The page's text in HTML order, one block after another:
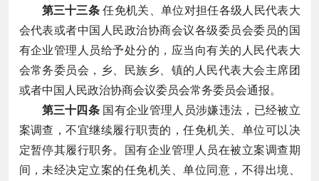
第三十三条 任免机关、单位对担任各级人民代表大
会代表或者中国人民政治协商会议各级委员会委员的国
有企业管理人员给予处分的，应当向有关的人民代表大
会常务委员会，乡、民族乡、镇的人民代表大会主席团
或者中国人民政治协商会议委员会常务委员会通报。
第三十四条 国有企业管理人员涉嫌违法，已经被立
案调查，不宜继续履行职责的，任免机关、单位可以决
定暂停其履行职务。国有企业管理人员在被立案调查期
间，未经决定立案的任免机关、单位同意，不得出境、